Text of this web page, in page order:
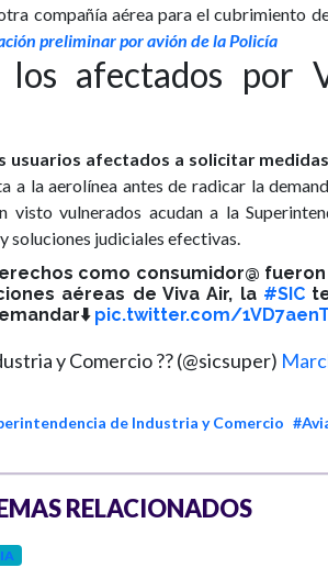
compañía aérea para el cubrimiento
preliminar por avión de la Policía
afectados por
usuarios afectados a solicitar
a la aerolínea antes de radicar la
visto vulnerados acudan a la
y soluciones judiciales efectivas.
como consumidor@
aéreas de Viva Air, la #SIC
pic.twitter.com/
y Comercio ?? (@sicsuper)
de Industria y Comercio
RELACIONADOS